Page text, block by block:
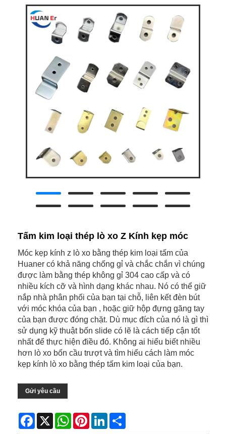
Tấm kim loại thép lò xo Z Kính kẹp móc
Móc kẹp kính z lò xo bằng thép kim loại tấm của
Huaner có khả năng chống gỉ và chắc chắn vì chúng
được làm bằng thép không gỉ 304 cao cấp và có
nhiều kích cỡ và hình dạng khác nhau. Nó có thể giữ
nắp nhà phân phối của bạn tại chỗ, liên kết đèn bút
với móc khóa của bạn , hoặc giữ hộp đựng găng tay
của bạn được đóng chặt. Dù mục đích của nó là gì thì
sử dụng kỹ thuật bốn slide có lẽ là cách tiếp cận tốt
nhất để thực hiện điều đó. Không ai hiểu biết nhiều
hơn lò xo bốn cầu trượt và tìm hiểu cách làm móc
kẹp kính lò xo bằng thép tấm kim loại của bạn.
Gửi yêu cầu
Facebook
X WhatsAppPinterestLinkedIn